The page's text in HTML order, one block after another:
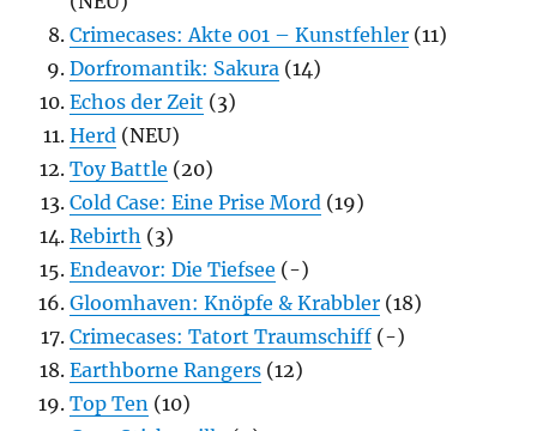
Crimecases: Akte 001 – Kunstfehler (11)
Dorfromantik: Sakura (14)
Echos der Zeit (3)
Herd (NEU)
Toy Battle (20)
Cold Case: Eine Prise Mord (19)
Rebirth (3)
Endeavor: Die Tiefsee (-)
Gloomhaven: Knöpfe & Krabbler (18)
Crimecases: Tatort Traumschiff (-)
Earthborne Rangers (12)
Top Ten (10)